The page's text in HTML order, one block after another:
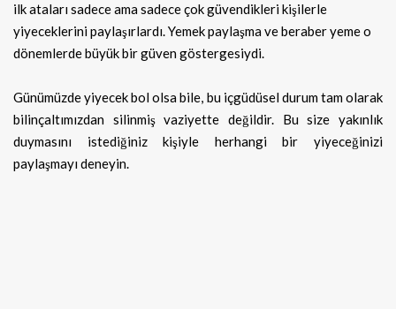
ilk ataları sadece ama sadece çok güvendikleri kişilerle
yiyeceklerini paylaşırlardı. Yemek paylaşma ve beraber yeme o
dönemlerde büyük bir güven göstergesiydi.
Günümüzde yiyecek bol olsa bile, bu içgüdüsel durum tam olarak
bilinçaltımızdan silinmiş vaziyette değildir. Bu size yakınlık
duymasını istediğiniz kişiyle herhangi bir yiyeceğinizi
paylaşmayı deneyin.